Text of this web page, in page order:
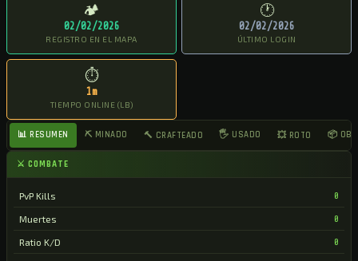
🏕
02/02/2026
REGISTRO EN EL MAPA
🕐
02/02/2026
ÚLTIMO LOGIN
⏱
1m
TIEMPO ONLINE (LB)
📊 RESUMEN ⛏ MINADO 🔨 CRAFTEADO 🖐 USADO 💥 ROTO 📦
⚔ COMBATE
PvP Kills 0
Muertes 0
Ratio K/D 0